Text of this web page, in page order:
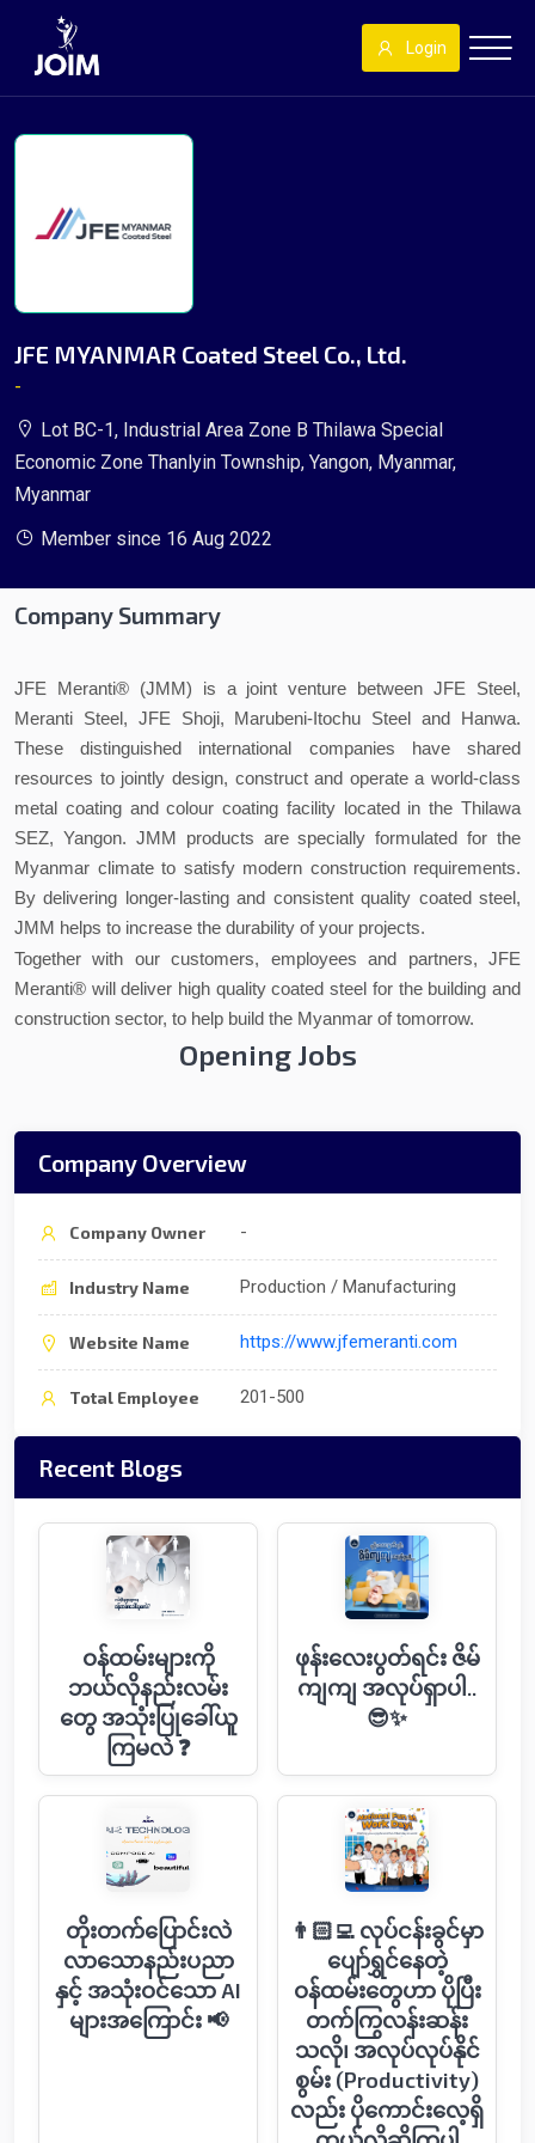
Login
JFE MYANMAR Coated Steel Co., Ltd.
-
Lot BC-1, Industrial Area Zone B Thilawa Special
Economic Zone Thanlyin Township, Yangon, Myanmar,
Myanmar
Member since 16 Aug 2022
Company Summary
JFE Meranti® (JMM) is a joint venture between JFE Steel,
Meranti Steel, JFE Shoji, Marubeni-Itochu Steel and Hanwa.
These distinguished international companies have shared
resources to jointly design, construct and operate a world-class
metal coating and colour coating facility located in the Thilawa
SEZ, Yangon. JMM products are specially formulated for the
Myanmar climate to satisfy modern construction requirements.
By delivering longer-lasting and consistent quality coated steel,
JMM helps to increase the durability of your projects.
Together with our customers, employees and partners, JFE
Meranti® will deliver high quality coated steel for the building and
construction sector, to help build the Myanmar of tomorrow.
Opening Jobs
Company Overview
Company Owner -
Industry Name Production / Manufacturing
Website Name https://www.jfemeranti.com
Total Employee 201-500
Recent Blogs
ဝန်ထမ်းများကို
ဘယ်လိုနည်းလမ်း​
တွေ အသုံးပြု​ခေါ်ယူ
ကြမလဲ ❓
ဖုန်းလေးပွတ်ရင်း ဇိမ်
ကျကျ အလုပ်ရှာပါ..
😎✨
တိုးတက်ပြောင်းလဲ
လာသောနည်းပညာ
နှင့် အသုံးဝင်သော AI
များအကြောင်း 📢
👨🏻‍💻 လုပ်ငန်းခွင်မှာ
ပျော်ရွှင်နေတဲ့
ဝန်ထမ်းတွေဟာ ပိုပြီး
တက်ကြွလန်းဆန်း
သလို၊ အလုပ်လုပ်နိုင်
စွမ်း (Productivity)
လည်း ပိုကောင်းလေ့ရှိ